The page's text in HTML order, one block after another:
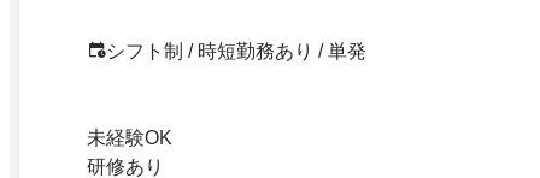
シフト制 / 時短勤務あり / 単発
未経験OK
研修あり